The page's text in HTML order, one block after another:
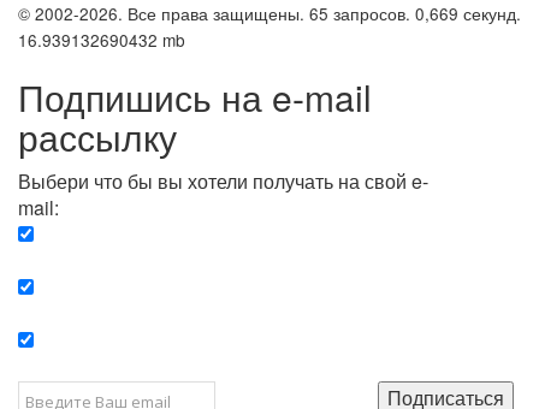
© 2002-2026. Все права защищены. 65 запросов. 0,669 секунд.
16.939132690432 mb
Подпишись на e-mail
рассылку
Выбери что бы вы хотели получать на свой e-
mail:
Подписаться